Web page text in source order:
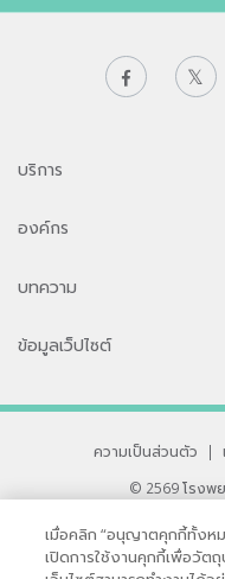
บริการ
องค์กร
บทความ
ข้อมูลเว็ปไซต์
ความเป็นส่วนตัว |
© 2569 โรงพ
33 สุขุมวิท ซอย 3 เข
หากท่านมีข้อคิดเห็น
เมื่อคลิก “อนุญาตคุกกี้ทั้งห
เปิดการใช้งานคุกกี้เพื่อวัต